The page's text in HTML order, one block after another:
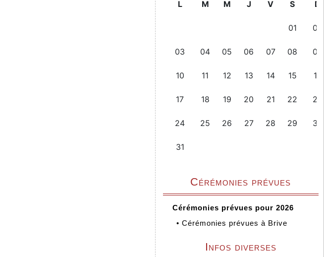
Cérémonies prévues
Cérémonies prévues pour 2026
• Cérémonies prévues à Brive
Infos diverses